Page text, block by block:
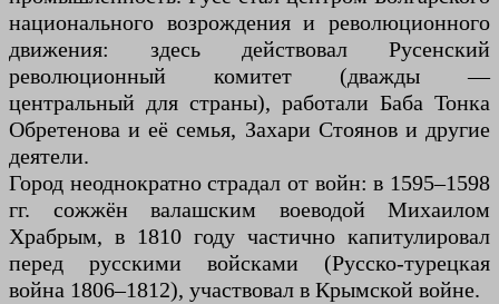
национального возрождения и революционного
движения: здесь действовал Русенский
революционный комитет (дважды —
центральный для страны), работали Баба Тонка
Обретенова и её семья, Захари Стоянов и другие
деятели.
Город неоднократно страдал от войн: в 1595–1598
гг. сожжён валашским воеводой Михаилом
Храбрым, в 1810 году частично капитулировал
перед русскими войсками (Русско-турецкая
война 1806–1812), участвовал в Крымской войне.